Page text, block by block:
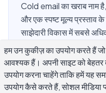
Cold email का खराब नाम
और एक स्पष्ट मूल्य प्रस्ताव
साझेदारी विकास में सबसे
यह मार्गदर्शन कवर करता है
गुणवत्ता जांच और अनुपालन
writer का उपयोग कैसे करें,
अर्जित करे न कि स्पैम फोल्डर
हम उन कुकीज़ का उपयोग करते हैं
आवश्यक हैं। अपनी साइट को बेहतर
उपयोग करना चाहेंगे ताकि हमें यह
उपयोग कैसे करते हैं, सोशल मीडिया